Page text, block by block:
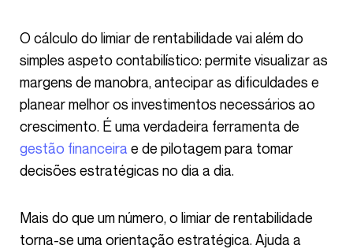
O cálculo do limiar de rentabilidade vai além do
simples aspeto contabilístico: permite visualizar as
margens de manobra, antecipar as dificuldades e
planear melhor os investimentos necessários ao
crescimento. É uma verdadeira ferramenta de
gestão financeira e de pilotagem para tomar
decisões estratégicas no dia a dia.
Mais do que um número, o limiar de rentabilidade
torna-se uma orientação estratégica. Ajuda a